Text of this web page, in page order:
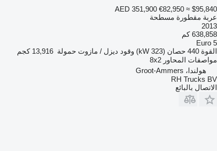
AED 351,900 €82,950 ≈ $95,840
عربة مقطورة مسطحة
2013
638,858 كم
Euro 5
القوة 440 حصان (323 kW) وقود ديزل / مازوت حمولة 13,916 كجم
مواصفات المحاور 8x2
هولندا، Groot-Ammers
RH Trucks BV
الاتصال بالبائع